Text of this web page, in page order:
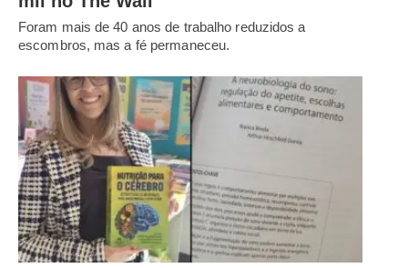
Foram mais de 40 anos de trabalho reduzidos a
escombros, mas a fé permaneceu.